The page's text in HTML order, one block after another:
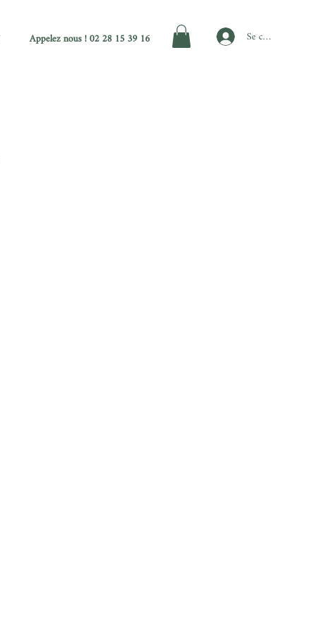
Appelez nous ! 02 28 15 39 16 Se connecter